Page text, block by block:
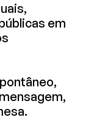
em